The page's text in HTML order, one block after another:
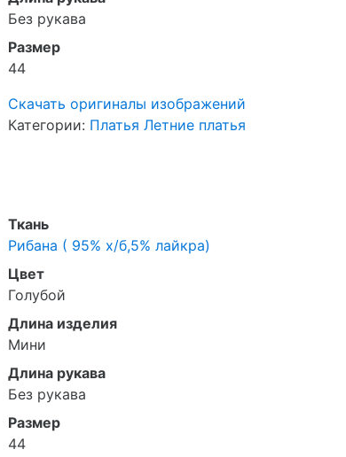
Без рукава
Размер
44
Скачать оригиналы изображений
Категории: Платья Летние платья
Ткань
Рибана ( 95% х/б,5% лайкра)
Цвет
Голубой
Длина изделия
Мини
Длина рукава
Без рукава
Размер
44